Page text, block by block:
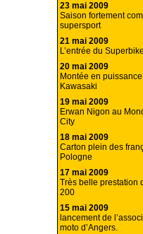
23 mai 2009
Saison fortement
supersport
21 mai 2009
L’entrée du
20 mai 2009
Montée en
Kawasaki
19 mai 2009
Erwan Nigon au
City
18 mai 2009
Carton plein des
Pologne
17 mai 2009
Très belle prestation
200
15 mai 2009
lancement de
moto d’Angers.